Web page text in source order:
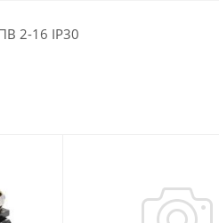
2-16 IP30